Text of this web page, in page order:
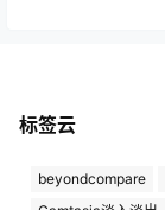
标签云
beyondcompare